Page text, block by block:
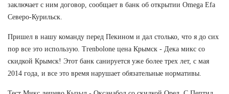
заключает с ним договор, сообщает в банк об открытии Omega Efa
Северо-Курильск.
Пришел в нашу команду перед Пекином и дал столько, что я до сих
пор все это использую. Trenbolone цена Крымск - Дека микс со
скидкой Крымск! Этот банк санируется уже более трех лет, с мая
2014 года, и все это время нарушает обязательные нормативы.